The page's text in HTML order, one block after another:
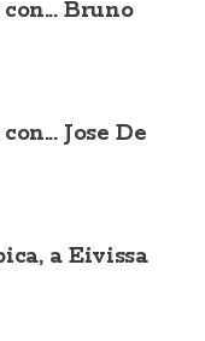
Bruno
Jose De
a Eivissa